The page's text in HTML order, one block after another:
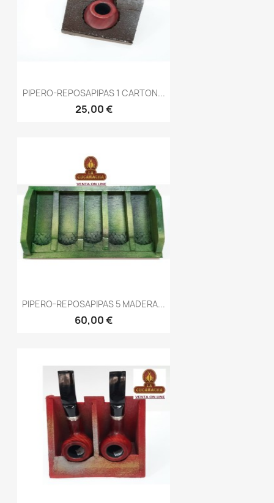
PIPERO-REPOSAPIPAS 1 CARTON...
25,00 €
PIPERO-REPOSAPIPAS 5 MADERA...
60,00 €